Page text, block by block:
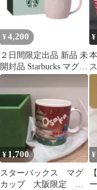
ザイン マグカップ かわ
いい ヒョウ柄 カフェ
食器 ギフト
¥ 4,200
２日間限定出品 新品 未
開封品 Starbucks マグカ
ップ ピンク
¥
¥ 1,700
スターバックス マグ
カップ 大阪限定 ス
¥